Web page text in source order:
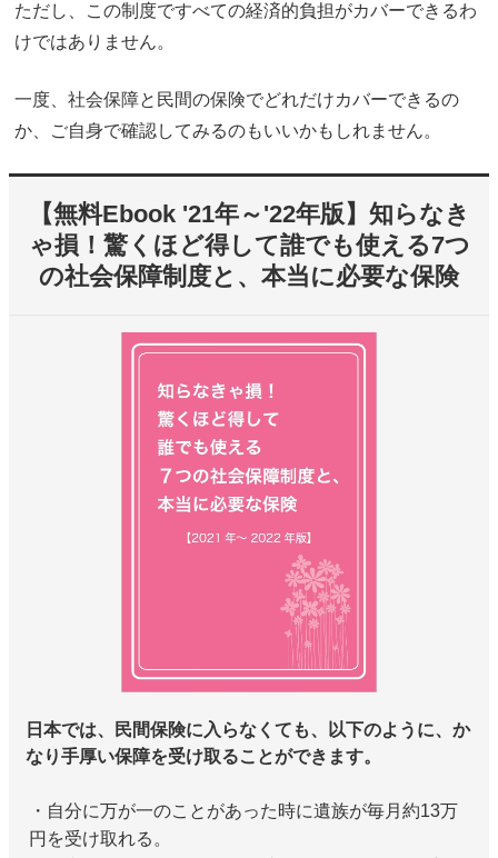
ただし、この制度ですべての経済的負担がカバーできるわ
けではありません。
一度、社会保障と民間の保険でどれだけカバーできるの
か、ご自身で確認してみるのもいいかもしれません。
【無料Ebook '21年～'22年版】知らなき
ゃ損！驚くほど得して誰でも使える7つ
の社会保障制度と、本当に必要な保険
日本では、民間保険に入らなくても、以下のように、か
なり手厚い保障を受け取ることができます。
・自分に万が一のことがあった時に遺族が毎月約13万
円を受け取れる。